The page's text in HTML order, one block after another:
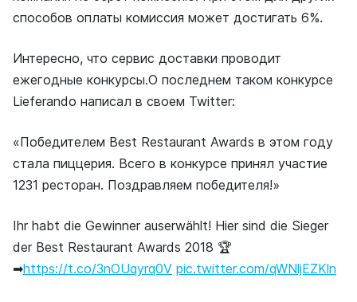
способов оплаты комиссия может достигать 6%.
Интересно, что сервис доставки проводит
ежегодные конкурсы.О последнем таком конкурсе
Lieferando написал в своем Twitter:
«Победителем Best Restaurant Awards в этом году
стала пиццерия. Всего в конкурсе принял участие
1231 ресторан. Поздравляем победителя!»
Ihr habt die Gewinner auserwählt! Hier sind die Sieger
der Best Restaurant Awards 2018 🏆
➡https://t.co/3nOUqyrq0V pic.twitter.com/qWNljEZKln